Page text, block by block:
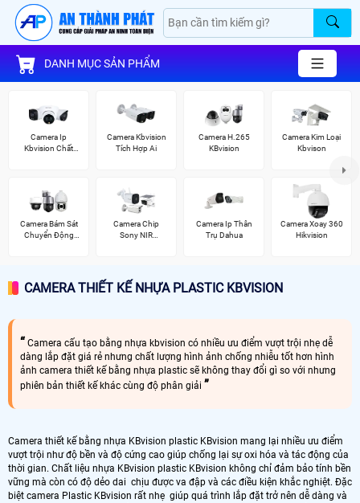
DANH MỤC SẢN PHẨM
Camera Ip
Kbvision Chất
Camera Kbvision
Tích Hợp Ai
Camera H.265
KBvision
Camera Kim Loại
Kbvison
Camera Bám Sát
Chuyển Động
Camera Chip
Sony NIR
Camera Ip Thân
Trụ Dahua
Camera Xoay 360
Hikvision
CAMERA THIẾT KẾ NHỰA PLASTIC KBVISION
Camera cấu tạo bằng nhựa kbvision có nhiều ưu điểm vượt trội nhẹ dễ
dàng lắp đặt giá rẻ nhưng chất lượng hình ảnh chống nhiễu tốt hơn hình
ảnh camera thiết kế bằng nhựa plastic sẽ không thay đổi gì so với nhưng
phiên bản thiết kế khác cùng độ phân giải
Camera thiết kế bằng nhựa KBvision plastic KBvision mang lại nhiều ưu điểm
vượt trội như độ bền và độ cứng cao giúp chống lại sự oxi hóa và tác động của
thời gian. Chất liệu nhựa KBvision plastic KBvision không chỉ đảm bảo tính bền
vững mà còn có độ dẻo dai chịu được va đập và các điều kiện khắc nghiệt. Đặc
biệt camera Plastic KBvision rất nhẹ giúp quá trình lắp đặt trở nên dễ dàng và